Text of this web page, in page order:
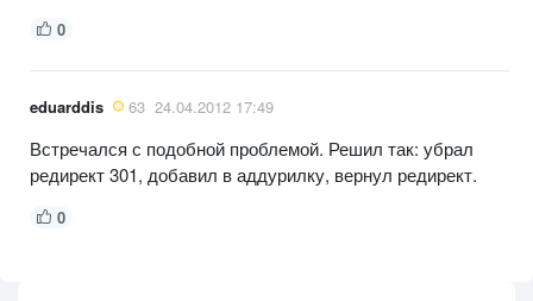
0
eduarddis 63 24.04.2012 17:49
Встречался с подобной проблемой. Решил так: убрал
редирект 301, добавил в аддурилку, вернул редирект.
0